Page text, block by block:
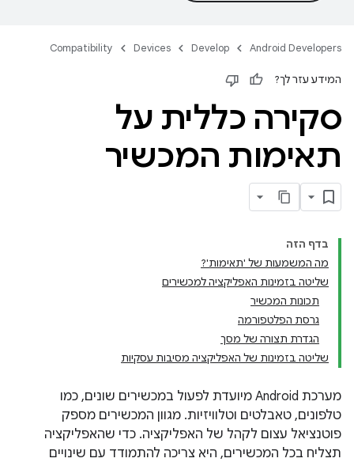
Android Developers
Develop
Devices
Compatibility
המידע עזר לך?
סקירה כללית על
תאימות המכשיר
בדף הזה
מה המשמעות של 'תאימות'?
שליטה בזמינות האפליקציה למכשירים
תכונות המכשיר
גרסת הפלטפורמה
הגדרת תצורה של מסך
שליטה בזמינות של האפליקציה מסיבות עסקיות
מערכת Android מיועדת לפעול במכשירים שונים, כמו
טלפונים, טאבלטים וטלוויזיות. מגוון המכשירים מספק
פוטנציאל עצום לקהל של האפליקציה. כדי שהאפליקציה
תצליח בכל המכשירים, היא צריכה להתמודד עם שינויים